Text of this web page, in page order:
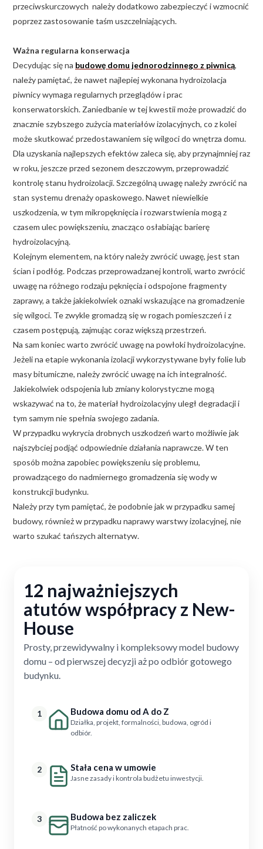
przeciwskurczowych należy dodatkowo zabezpieczyć i wzmocnić
poprzez zastosowanie taśm uszczelniających.
Ważna regularna konserwacja
Decydując się na budowę domu jednorodzinnego z piwnicą,
należy pamiętać, że nawet najlepiej wykonana hydroizolacja
piwnicy wymaga regularnych przeglądów i prac
konserwatorskich. Zaniedbanie w tej kwestii może prowadzić do
znacznie szybszego zużycia materiałów izolacyjnych, co z kolei
może skutkować przedostawaniem się wilgoci do wnętrza domu.
Dla uzyskania najlepszych efektów zaleca się, aby przynajmniej raz
w roku, jeszcze przed sezonem deszczowym, przeprowadzić
kontrolę stanu hydroizolacji. Szczególną uwagę należy zwrócić na
stan systemu drenaży opaskowego. Nawet niewielkie
uszkodzenia, w tym mikropęknięcia i rozwarstwienia mogą z
czasem ulec powiększeniu, znacząco osłabiając barierę
hydroizolacyjną.
Kolejnym elementem, na który należy zwrócić uwagę, jest stan
ścian i podłóg. Podczas przeprowadzanej kontroli, warto zwrócić
uwagę na różnego rodzaju pęknięcia i odspojone fragmenty
zaprawy, a także jakiekolwiek oznaki wskazujące na gromadzenie
się wilgoci. Te zwykle gromadzą się w rogach pomieszczeń i z
czasem postępują, zajmując coraz większą przestrzeń.
Na sam koniec warto zwrócić uwagę na powłoki hydroizolacyjne.
Jeżeli na etapie wykonania izolacji wykorzystywane były folie lub
masy bitumiczne, należy zwrócić uwagę na ich integralność.
Jakiekolwiek odspojenia lub zmiany kolorystyczne mogą
wskazywać na to, że materiał hydroizolacyjny uległ degradacji i
tym samym nie spełnia swojego zadania.
W przypadku wykrycia drobnych uszkodzeń warto możliwie jak
najszybciej podjąć odpowiednie działania naprawcze. W ten
sposób można zapobiec powiększeniu się problemu,
prowadzącego do nadmiernego gromadzenia się wody w
konstrukcji budynku.
Należy przy tym pamiętać, że podobnie jak w przypadku samej
budowy, również w przypadku naprawy warstwy izolacyjnej, nie
warto szukać tańszych alternatyw.
12 najważniejszych
atutów współpracy z New-
House
Prosty, przewidywalny i kompleksowy model budowy
domu – od pierwszej decyzji aż po odbiór gotowego
budynku.
1 Budowa domu od A do Z
Działka, projekt, formalności, budowa, ogród i
odbiór.
2 Stała cena w umowie
Jasne zasady i kontrola budżetu inwestycji.
3 Budowa bez zaliczek
Płatność po wykonanych etapach prac.